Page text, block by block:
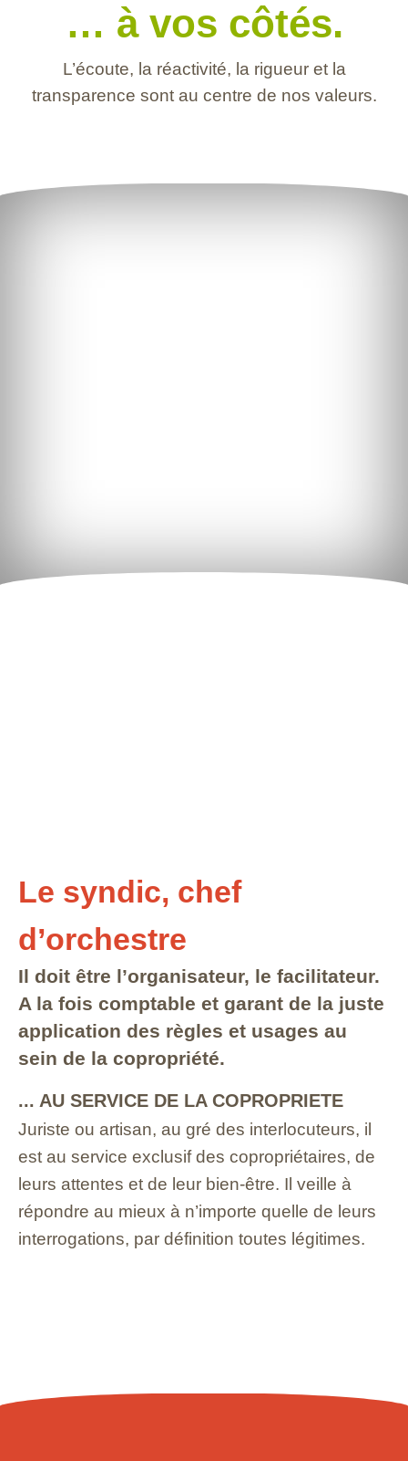
… à vos côtés.
L’écoute, la réactivité, la rigueur et la
transparence sont au centre de nos valeurs.
Le syndic, chef
d’orchestre
Il doit être l’organisateur, le facilitateur.
A la fois comptable et garant de la juste
application des règles et usages au
sein de la copropriété.
... AU SERVICE DE LA COPROPRIETE
Juriste ou artisan, au gré des interlocuteurs, il
est au service exclusif des copropriétaires, de
leurs attentes et de leur bien-être. Il veille à
répondre au mieux à n’importe quelle de leurs
interrogations, par définition toutes légitimes.